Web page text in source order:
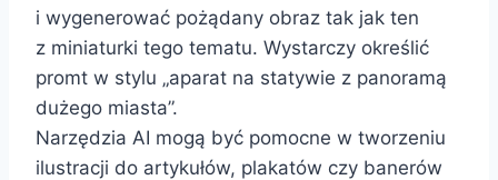
i wygenerować pożądany obraz tak jak ten
z miniaturki tego tematu. Wystarczy określić
promt w stylu „aparat na statywie z panoramą
dużego miasta”.
Narzędzia AI mogą być pomocne w tworzeniu
ilustracji do artykułów, plakatów czy banerów